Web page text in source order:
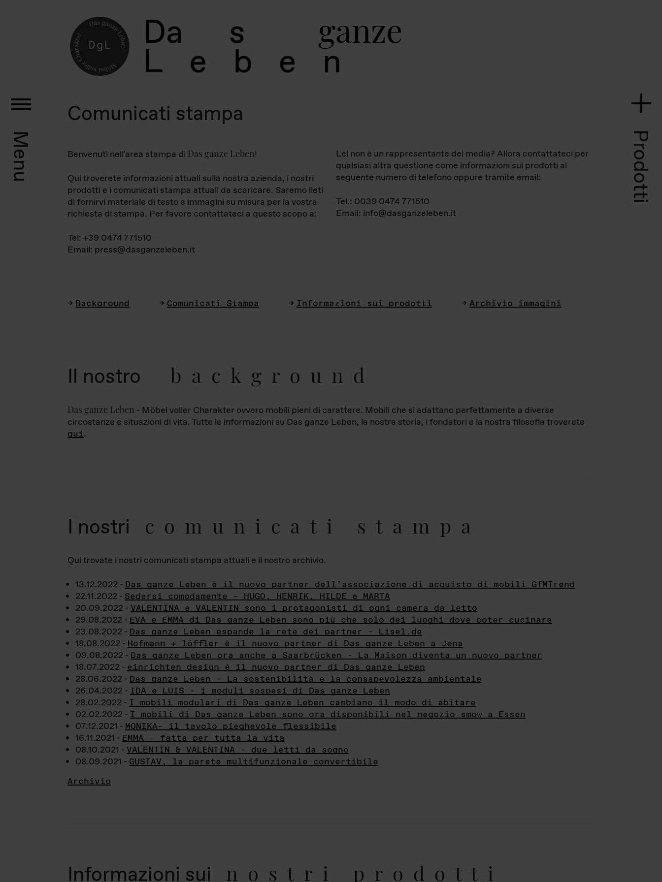
Da s ganz
L e b e
Menu Prodotti
Comunicati stampa
Benvenuti nell'area stampa di Das ganze Leben!
Qui troverete informazioni attuali sulla nostra azienda, i nostri
prodotti e i comunicati stampa attuali da scaricare. Saremo lieti
di fornirvi materiale di testo e immagini su misura per la vostra
richiesta di stampa. Per favore contattateci a questo scopo a:
Tel: +39 0474 771510
Email: press@dasganzeleben.it
Lei non è un rappresentante dei media? Allora contattateci per
qualsiasi altra questione come informazioni sui prodotti al
seguente numero di telefono oppure tramite email:
Tel.: 0039 0474 771510
Email: info@dasganzeleben.it
Background Comunicati Stampa Informazioni sui prodotti Archivio immagini
Il nostro background
Das ganze Leben - Möbel voller Charakter ovvero mobili pieni di carattere. Mobili che si adattano perfettamente a diverse
circostanze e situazioni di vita. Tutte le informazioni su Das ganze Leben, la nostra storia, i fondatori e la nostra filosofia troverete
qui.
I nostri comunicati stampa
Qui trovate i nostri comunicati stampa attuali e il nostro archivio.
13.12.2022 - Das ganze Leben è il nuovo partner dell’associazione di acquisto di mobili GfMTrend
22.11.2022 - Sedersi comodamente – HUGO, HENRIK, HILDE e MARTA
20.09.2022 - VALENTINA e VALENTIN sono i protagonisti di ogni camera da letto
29.08.2022 - EVA e EMMA di Das ganze Leben sono più che solo dei luoghi dove poter cucinare
23.08.2022 - Das ganze Leben espande la rete dei partner - Lisel.de
18.08.2022 - Hofmann + löffler è il nuovo partner di Das ganze Leben a Jena
09.08.2022 - Das ganze Leben ora anche a Saarbrücken - La Maison diventa un nuovo partner
18.07.2022 - einrichten design è il nuovo partner di Das ganze Leben
28.06.2022 - Das ganze Leben - La sostenibilità e la consapevolezza ambientale
26.04.2022 - IDA e LUIS - i moduli sospesi di Das ganze Leben
28.02.2022 - I mobili modulari di Das ganze Leben cambiano il modo di abitare
02.02.2022 - I mobili di Das ganze Leben sono ora disponibili nel negozio smow a Essen
07.12.2021 - MONIKA– il tavolo pieghevole flessibile
16.11.2021 - EMMA – fatta per tutta la vita
08.10.2021 - VALENTIN & VALENTINA – due letti da sogno
08.09.2021 - GUSTAV, la parete multifunzionale convertibile
Archivio
Informazioni sui nostri prodotti